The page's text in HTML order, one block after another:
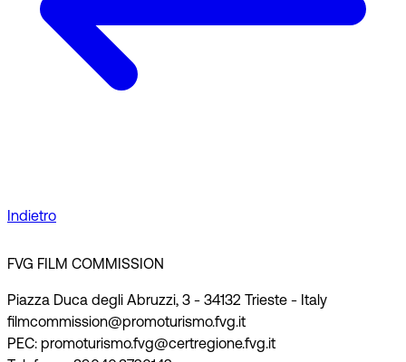
Indietro
FVG FILM COMMISSION
Piazza Duca degli Abruzzi, 3 - 34132 Trieste - Italy
filmcommission@promoturismo.fvg.it
PEC: promoturismo.fvg@certregione.fvg.it